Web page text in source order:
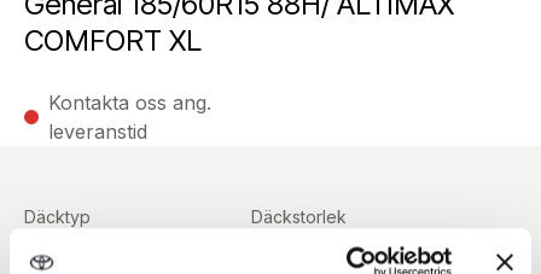
COMFORT XL
Kontakta oss ang.
leveranstid
Däcktyp Däckstorlek
185/60 R 15 ArrayArray